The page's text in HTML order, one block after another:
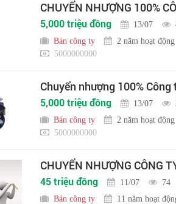
CHUYỂN NHƯỢNG 100%
5,000 triệu đồng 13/07
Bán công ty
2 năm hoạt động
5000000000
Chuyển nhượng 100%
5,000 triệu đồng 13/07
Bán công ty
2 năm hoạt động
5000000000
CHUYỂN NHƯỢNG CÔNG
45 triệu đồng 11/07
74
Bán công ty
11 năm hoạt